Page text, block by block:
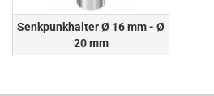
Senkpunkhalter Ø 16 mm - Ø
20 mm